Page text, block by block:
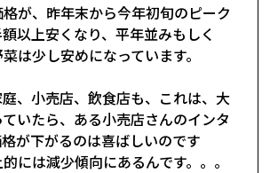
が、昨年末から今年初旬のピーク
以上安くなり、平年並みもしく
は少し安めになっています。
、小売店、飲食店も、これは、大
いたら、ある小売店さんのインタ
が下がるのは喜ばしいのです
には減少傾向にあるんです。。。